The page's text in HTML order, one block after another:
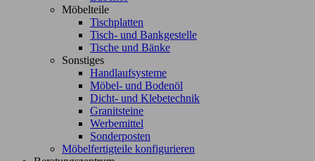
Möbelteile
Tischplatten
Tisch- und Bankgestelle
Tische und Bänke
Sonstiges
Handlaufsysteme
Möbel- und Bodenöl
Dicht- und Klebetechnik
Granitsteine
Werbemittel
Sonderposten
Möbelfertigteile konfigurieren